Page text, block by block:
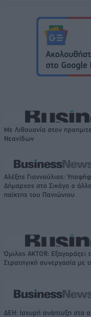
Με Λιθουανία στον
Νεανίδων
Αλέξης Γιαννούλιας:
Δήμαρχος στο Σικάγο ο
παίκτης του Πανιώνιου
Όμιλος AKTOR:
Στρατηγική συνεργασία με
ΔΕΗ: Ισχυρή ανάπτυξη στο